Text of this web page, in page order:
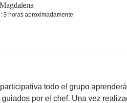
3 horas aproximadamente
todo el grupo aprenderá
por el chef. Una vez